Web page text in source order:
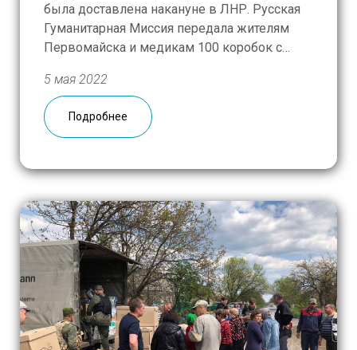
была доставлена накануне в ЛНР. Русская
Гуманитарная Миссия передала жителям
Первомайска и медикам 100 коробок с
личной гигиены, а также памперсы для
детей. Больницы республики получили
расходные материалы для проведения
гемодиализа и перевязочные материалы,
5 мая 2022
Подробнее